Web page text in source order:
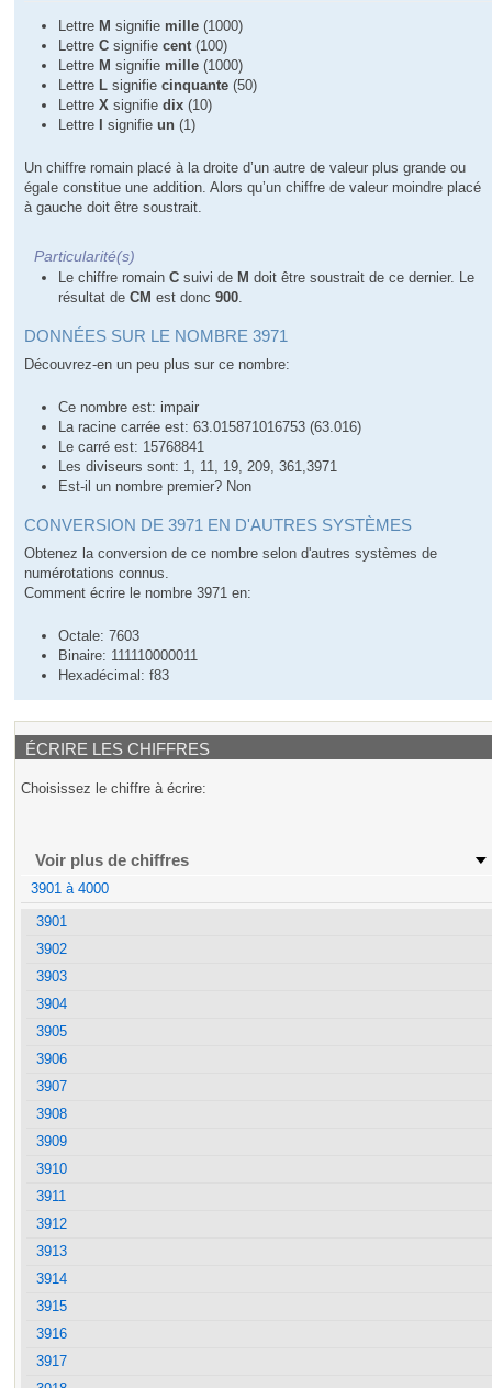
Lettre M signifie mille (1000)
LettreC signifiecent(100)
Lettre M signifie mille (1000)
Lettre L signifiecinquante (50)
LettreX signifiedix (10)
Lettre
signifieun (1)
Un chiffre romain placé à la droite d’un autre de valeur plus grande ou
égale constitue une addition. Alors qu’un chiffre de valeur moindre placé
à gauche doit être soustrait.
Particularité(s)
Le chiffre romainC suivi de M doit être soustrait de ce dernier. Le
résultat deCM est donc900
DONNÉES SUR LE NOMBRE 3971
Découvrez-en un peu plus sur ce nombre:
Ce nombre est: impair
La racine carrée est: 63.015871016753 (63.016)
Le carré est: 15768841
Les diviseurs sont: 1, 11, 19, 209, 361,3971
Est-il un nombre premier? Non
CONVERSION DE 3971 EN D'AUTRES SYSTÈMES
Obtenez la conversion de ce nombre selon d'autres systèmes de
numérotations connus.
Comment écrire le nombre 3971 en:
Octale: 7603
Binaire: 111110000011
Hexadécimal: f83
ÉCRIRE LES CHIFFRES
Choisissez le chiffre à écrire:
Voir plus de chiffres
3901 à 4000
3901
3902
3903
3904
3905
3906
3907
3908
3909
3910
3911
3912
3913
3914
3915
3916
3917